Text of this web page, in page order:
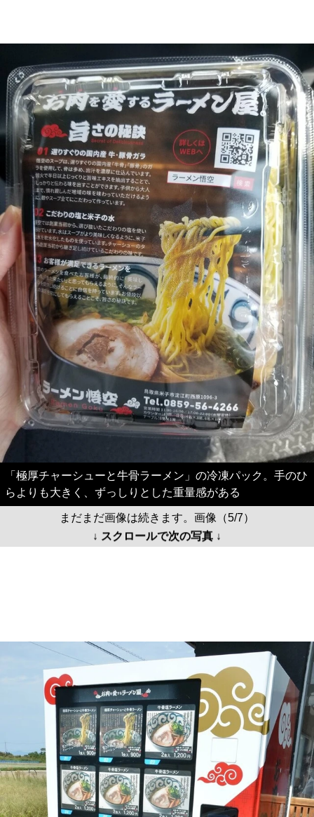
「極厚チャーシューと牛骨ラーメン」の冷凍パック。手のひ
らよりも大きく、ずっしりとした重量感がある
まだまだ画像は続きます。画像（5/7）
↓ スクロールで次の写真 ↓